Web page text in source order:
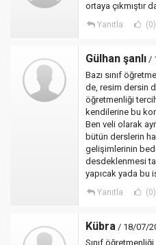
ortaya çıkmıştır
Yanıtla (0)
Gülhan şanlı /
Bazı sınıf
de, resim dersin
öğretmenliği
kendilerine bu
Ben veli olarak
bütün derslerin
gelişimlerinin
desdeklenmesi
yapıcak yada bu
Yanıtla (0)
Kübra / 18/07/
Sınıf